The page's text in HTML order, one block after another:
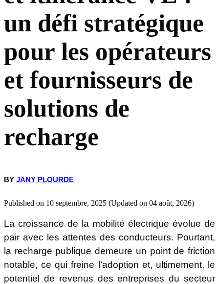
Construire aujourd’hui la fondation de la recharge de demain
un défi stratégique
pour les opérateurs
et fournisseurs de
solutions de
recharge
BY JANY PLOURDE
Published on 10 septembre, 2025 (Updated on 04 août, 2026)
La croissance de la mobilité électrique évolue de
pair avec les attentes des conducteurs. Pourtant,
la recharge publique demeure un point de friction
notable, ce qui freine l’adoption et, ultimement, le
potentiel de revenus des entreprises du secteur